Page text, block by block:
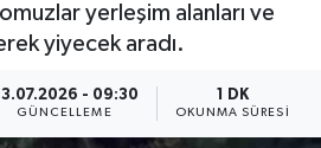
yerleşim alanları ve
yiyecek aradı.
- 09:30
GÜNCELLEME
1 DK
OKUNMA SÜRESI